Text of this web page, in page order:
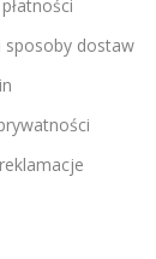
sposoby dostaw